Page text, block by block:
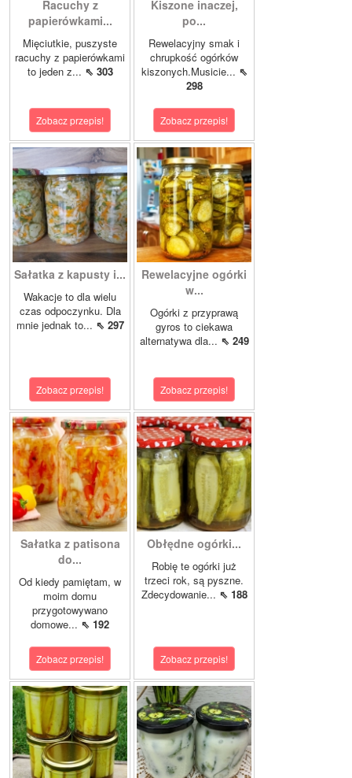
Racuchy z
papierówkami...
Mięciutkie, puszyste
racuchy z papierówkami
to jeden z... ⇖ 303
Zobacz przepis!
Kiszone inaczej,
po...
Rewelacyjny smak i
chrupkość ogórków
kiszonych.Musicie... ⇖
298
Zobacz przepis!
Sałatka z kapusty i...
Wakacje to dla wielu
czas odpoczynku. Dla
mnie jednak to... ⇖ 297
Zobacz przepis!
Rewelacyjne ogórki
w...
Ogórki z przyprawą
gyros to ciekawa
alternatywa dla... ⇖ 249
Zobacz przepis!
Sałatka z patisona
do...
Od kiedy pamiętam, w
moim domu
przygotowywano
domowe... ⇖ 192
Zobacz przepis!
Obłędne ogórki...
Robię te ogórki już
trzeci rok, są pyszne.
Zdecydowanie... ⇖ 188
Zobacz przepis!